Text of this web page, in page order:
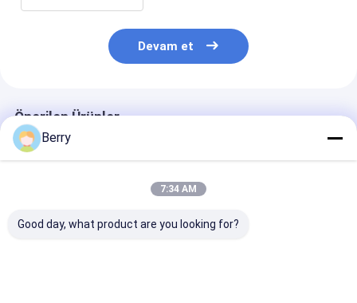
Devam et
Önerilen Ürünler
Berry
7:34 AM
Good day, what product are you looking for?